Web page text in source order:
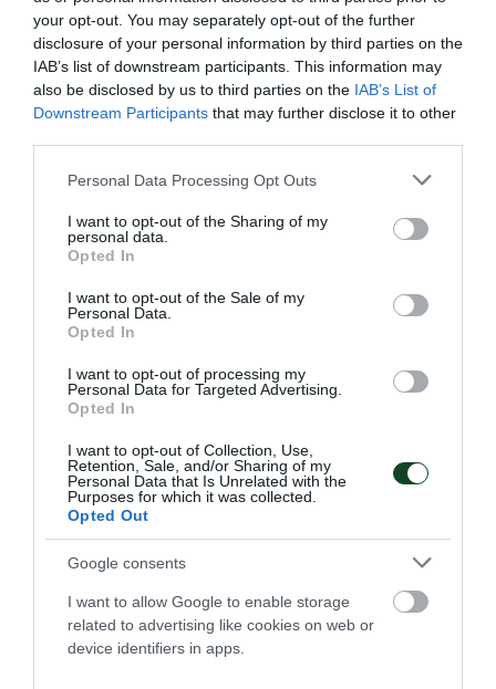
your opt-out. You may separately opt-out of the further
disclosure of your personal information by third parties on the
IAB’s list of downstream participants. This information may
also be disclosed by us to third parties on the IAB’s List of
Downstream Participants that may further disclose it to other
Please note that this website/app uses one or more Google
not limited to your visit or usage behaviour. You may click to
grant or deny consent to Google and its third-party tags to
use your data for below specified purposes in below Google
consent section.
Personal Data Processing Opt Outs
I want to opt-out of the Sharing of my
personal data.
Opted In
I want to opt-out of the Sale of my
Personal Data.
Opted In
I want to opt-out of processing my
Personal Data for Targeted Advertising.
Opted In
I want to opt-out of Collection, Use,
Retention, Sale, and/or Sharing of my
Personal Data that Is Unrelated with the
Purposes for which it was collected.
Opted Out
Google consents
I want to allow Google to enable storage
related to advertising like cookies on web or
device identifiers in apps.
ακόμα μια επιτυχημένη μπασκετική χρονιά!
23.07.2026 ΑΚΑΔΗΜΙΑ ΚΑΛΑΘΟΣΦΑΙΡΙΣΗΣ
γυναικών
Η Εθνική ομάδα μπάσκετ Νέων γυναικών πανηγύρισε τη
δεύτερη νίκη στο ευρωπαϊκό πρωτάθλημα δεύτερης
κατηγορίας.
05.07.2026 ΑΚΑΔΗΜΙΑ ΚΑΛΑΘΟΣΦΑΙΡΙΣΗΣ